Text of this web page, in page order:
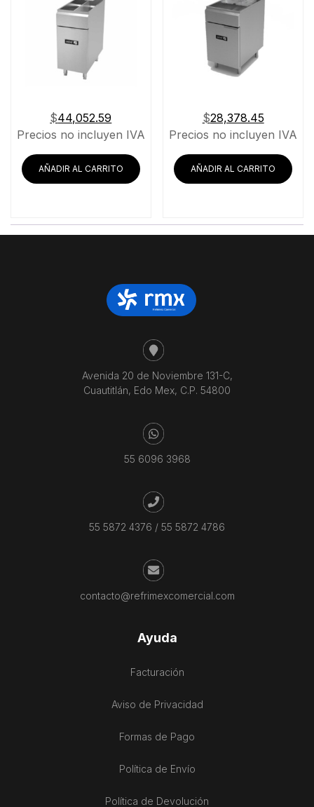
$44,052.59
Precios no incluyen IVA
AÑADIR AL CARRITO
$28,378.45
Precios no incluyen IVA
AÑADIR AL CARRITO
Avenida 20 de Noviembre 131-C,
Cuautitlán, Edo Mex, C.P. 54800
55 6096 3968
55 5872 4376 / 55 5872 4786
contacto@refrimexcomercial.com
Ayuda
Facturación
Aviso de Privacidad
Formas de Pago
Política de Envío
Política de Devolución